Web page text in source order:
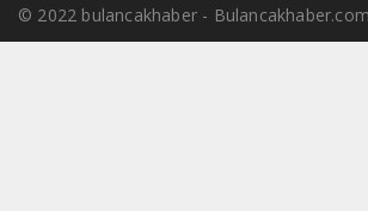
© 2022 bulancakhaber -